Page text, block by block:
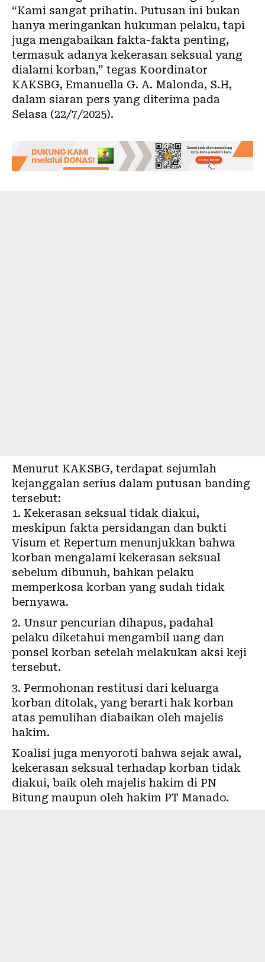
“Kami sangat prihatin. Putusan ini bukan
hanya meringankan hukuman pelaku, tapi
juga mengabaikan fakta-fakta penting,
termasuk adanya kekerasan seksual yang
dialami korban,” tegas Koordinator
KAKSBG, Emanuella G. A. Malonda, S.H,
dalam siaran pers yang diterima pada
Selasa (22/7/2025).
Menurut KAKSBG, terdapat sejumlah
kejanggalan serius dalam putusan banding
tersebut:
Kekerasan seksual tidak diakui,
meskipun fakta persidangan dan bukti
Visum et Repertum menunjukkan bahwa
korban mengalami kekerasan seksual
sebelum dibunuh, bahkan pelaku
memperkosa korban yang sudah tidak
bernyawa.
Unsur pencurian dihapus, padahal
pelaku diketahui mengambil uang dan
ponsel korban setelah melakukan aksi keji
tersebut.
Permohonan restitusi dari keluarga
korban ditolak, yang berarti hak korban
atas pemulihan diabaikan oleh majelis
hakim.
Koalisi juga menyoroti bahwa sejak awal,
kekerasan seksual terhadap korban tidak
diakui, baik oleh majelis hakim di PN
Bitung maupun oleh hakim PT Manado.